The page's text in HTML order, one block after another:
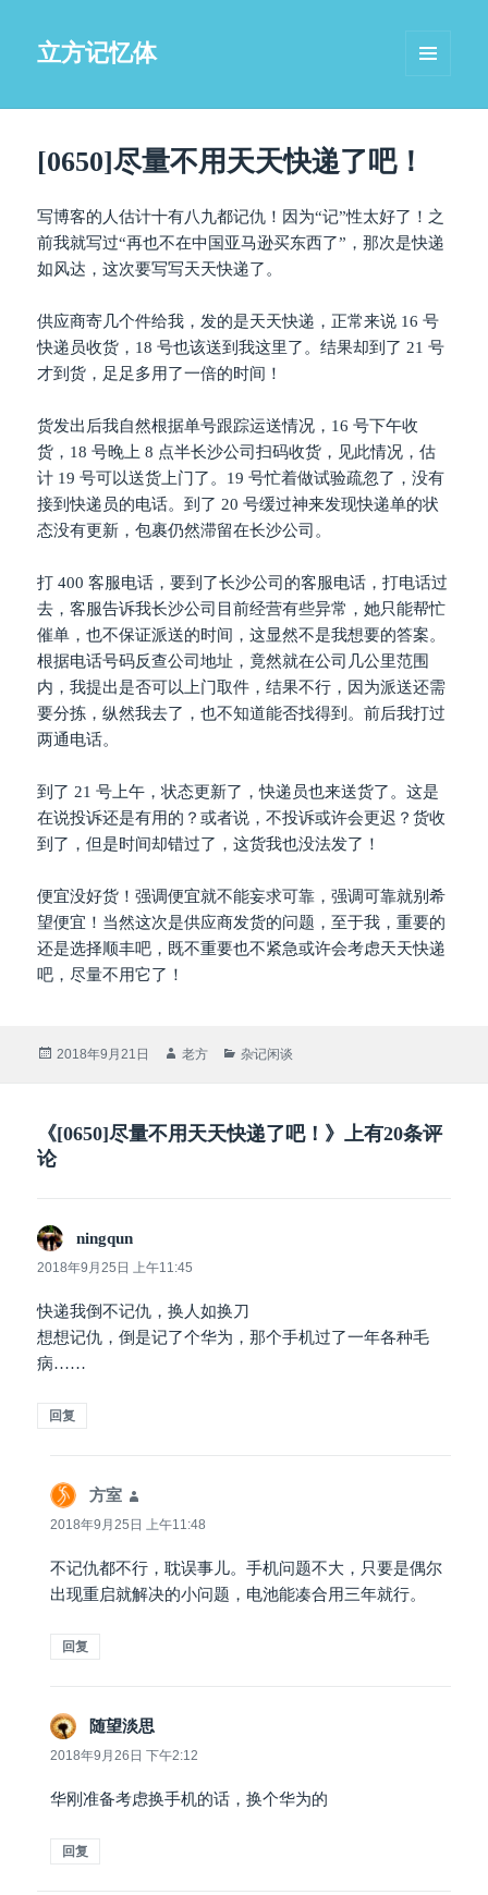
立方记忆体
[0650]尽量不用天天快递了吧！
写博客的人估计十有八九都记仇！因为“记”性太好了！之
前我就写过“再也不在中国亚马逊买东西了”，那次是快递
如风达，这次要写写天天快递了。
供应商寄几个件给我，发的是天天快递，正常来说 16 号
快递员收货，18 号也该送到我这里了。结果却到了 21 号
才到货，足足多用了一倍的时间！
货发出后我自然根据单号跟踪运送情况，16 号下午收
货，18 号晚上 8 点半长沙公司扫码收货，见此情况，估
计 19 号可以送货上门了。19 号忙着做试验疏忽了，没有
接到快递员的电话。到了 20 号缓过神来发现快递单的状
态没有更新，包裹仍然滞留在长沙公司。
打 400 客服电话，要到了长沙公司的客服电话，打电话过
去，客服告诉我长沙公司目前经营有些异常，她只能帮忙
催单，也不保证派送的时间，这显然不是我想要的答案。
根据电话号码反查公司地址，竟然就在公司几公里范围
内，我提出是否可以上门取件，结果不行，因为派送还需
要分拣，纵然我去了，也不知道能否找得到。前后我打过
两通电话。
到了 21 号上午，状态更新了，快递员也来送货了。这是
在说投诉还是有用的？或者说，不投诉或许会更迟？货收
到了，但是时间却错过了，这货我也没法发了！
便宜没好货！强调便宜就不能妄求可靠，强调可靠就别希
望便宜！当然这次是供应商发货的问题，至于我，重要的
还是选择顺丰吧，既不重要也不紧急或许会考虑天天快递
吧，尽量不用它了！
发
2018年9月21日
作
老方
分
杂记闲谈
《[0650]尽量不用天天快递了吧！》上有20条评
论
ningqun
道：
2018年9月25日 上午11:45
快递我倒不记仇，换人如换刀
想想记仇，倒是记了个华为，那个手机过了一年各种毛
病……
回复
方室
道：
2018年9月25日 上午11:48
不记仇都不行，耽误事儿。手机问题不大，只要是偶尔
出现重启就解决的小问题，电池能凑合用三年就行。
回复
随望淡思
道：
2018年9月26日 下午2:12
华刚准备考虑换手机的话，换个华为的
回复